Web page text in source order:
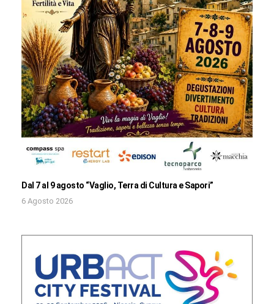
Dal 7 al 9 agosto “Vaglio, Terra di Cultura e Sapori”
6 Agosto 2026